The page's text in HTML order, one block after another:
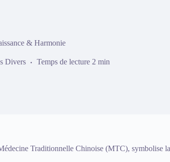
& Harmonie
Divers Temps de lecture 2 min
Traditionnelle Chinoise (MTC), symbolise